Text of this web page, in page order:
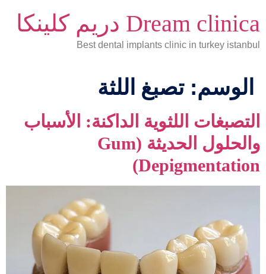
Dream clinica دريم كلينكا
Best dental implants clinic in turkey istanbul
الوسم:تصبغ اللثة
التصبغات اللثوية الداكنة: الأسباب
والحلول الحديثة (Gum
Depigmentation)